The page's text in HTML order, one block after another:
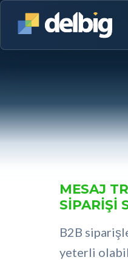
MESAJ
SIPARIŞI
B2B
yeterli